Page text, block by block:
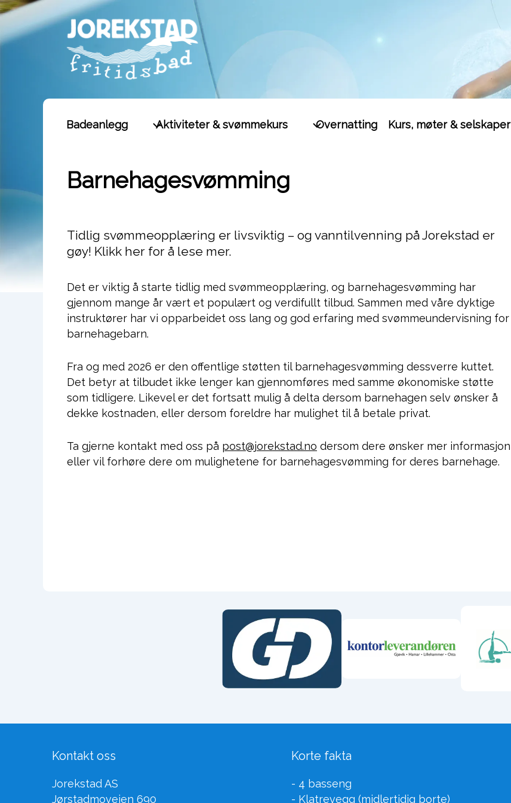
Hopp
til
Badeanlegg Aktiviteter & svømmekurs Overnatting Kurs, møter & selskaper
Barnehagesvømming
Tidlig svømmeopplæring er livsviktig – og vanntilvenning på Jorekstad er
gøy! Klikk her for å lese mer.
Det er viktig å starte tidlig med svømmeopplæring, og barnehagesvømming har
gjennom mange år vært et populært og verdifullt tilbud. Sammen med våre dyktige
instruktører har vi opparbeidet oss lang og god erfaring med svømmeundervisning for
barnehagebarn.
Fra og med 2026 er den offentlige støtten til barnehagesvømming dessverre kuttet.
Det betyr at tilbudet ikke lenger kan gjennomføres med samme økonomiske støtte
som tidligere. Likevel er det fortsatt mulig å delta dersom barnehagen selv ønsker å
dekke kostnaden, eller dersom foreldre har mulighet til å betale privat.
Ta gjerne kontakt med oss på post@jorekstad.no dersom dere ønsker mer informasjon
eller vil forhøre dere om mulighetene for barnehagesvømming for deres barnehage.
Kontakt oss
Jorekstad AS
Jørstadmoveien 690
Korte fakta
- 4 basseng
- Klatrevegg (midlertidig borte)